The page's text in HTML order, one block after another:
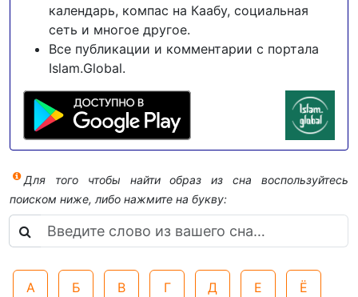
календарь, компас на Каабу, социальная
сеть и многое другое.
Все публикации и комментарии с портала
Islam.Global.
Для того чтобы найти образ из сна воспользуйтесь
поиском ниже, либо нажмите на букву:
А Б В Г Д Е Ё